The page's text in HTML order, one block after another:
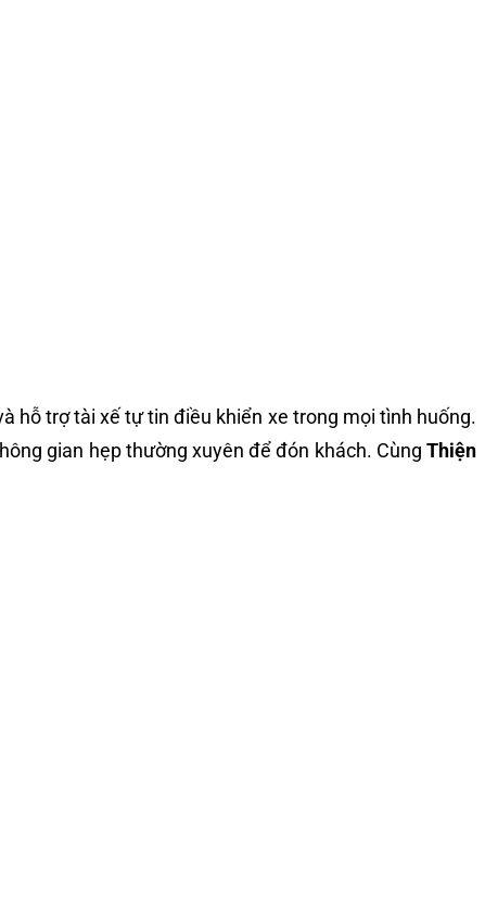
hỗ trợ tài xế tự tin điều khiển xe trong mọi tình huống.
gian hẹp thường xuyên để đón khách. Cùng Thiện